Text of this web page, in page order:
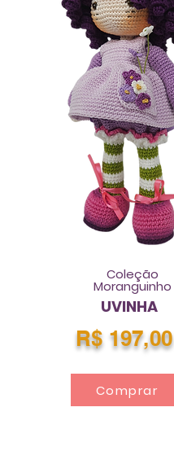
Coleção
Moranguinho
UVINHA
R$ 197,00
Comprar